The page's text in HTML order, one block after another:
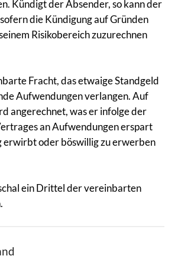
Kündigt der Absender, so kann der
die Kündigung auf Gründen
Risikobereich zuzurechnen
Fracht, das etwaige Standgeld
Aufwendungen verlangen. Auf
angerechnet, was er infolge der
an Aufwendungen erspart
oder böswillig zu erwerben
ein Drittel der vereinbarten